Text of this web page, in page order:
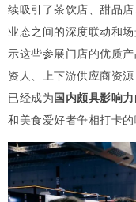
续吸引了茶饮店、甜品
业态之间的深度联动和
示这些参展门店的优质
资人、上下游供应商资
已经成为国内颇具影响
和美食爱好者争相打卡的